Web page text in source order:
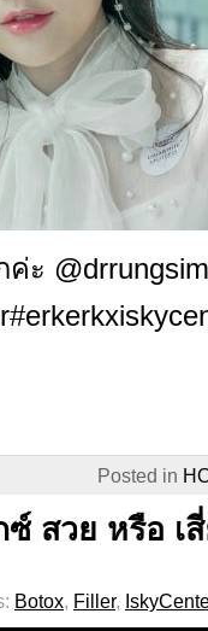
#
Posted in
สวย หรือ เ
Botox, Filler,